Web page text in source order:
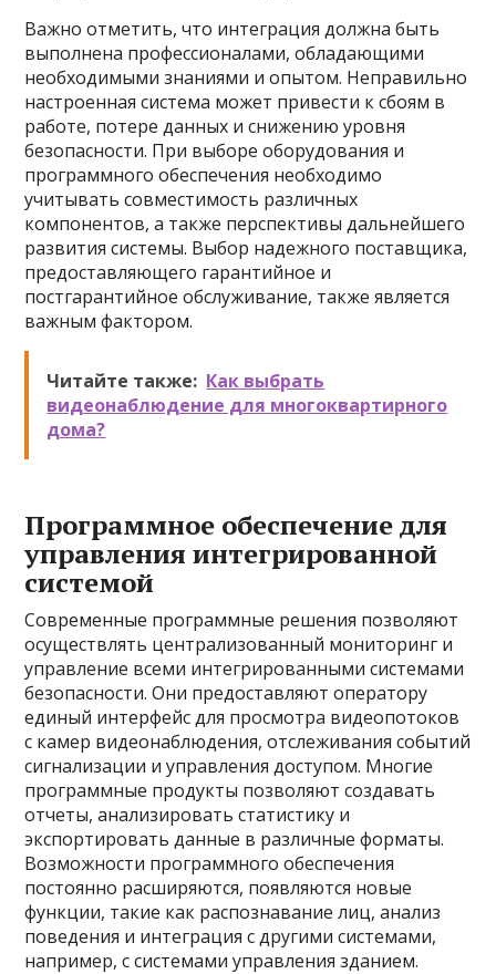
Важно отметить, что интеграция должна быть
выполнена профессионалами, обладающими
необходимыми знаниями и опытом. Неправильно
настроенная система может привести к сбоям в
работе, потере данных и снижению уровня
безопасности. При выборе оборудования и
программного обеспечения необходимо
учитывать совместимость различных
компонентов, а также перспективы дальнейшего
развития системы. Выбор надежного поставщика,
предоставляющего гарантийное и
постгарантийное обслуживание, также является
важным фактором.
Читайте также: Как выбрать
видеонаблюдение для многоквартирного
дома?
Программное обеспечение для
управления интегрированной
системой
Современные программные решения позволяют
осуществлять централизованный мониторинг и
управление всеми интегрированными системами
безопасности. Они предоставляют оператору
единый интерфейс для просмотра видеопотоков
с камер видеонаблюдения, отслеживания событий
сигнализации и управления доступом. Многие
программные продукты позволяют создавать
отчеты, анализировать статистику и
экспортировать данные в различные форматы.
Возможности программного обеспечения
постоянно расширяются, появляются новые
функции, такие как распознавание лиц, анализ
поведения и интеграция с другими системами,
например, с системами управления зданием.